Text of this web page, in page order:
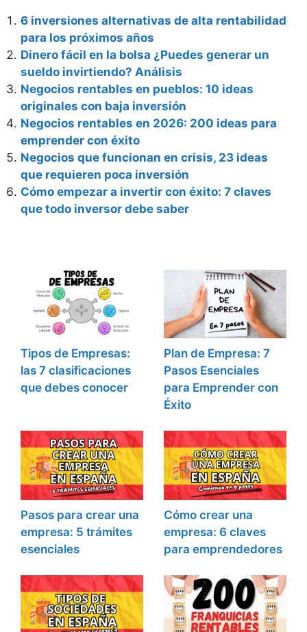
6 inversiones alternativas de alta rentabilidad
para los próximos años
Dinero fácil en la bolsa ¿Puedes generar un
sueldo invirtiendo? Análisis
Negocios rentables en pueblos: 10 ideas
originales con baja inversión
Negocios rentables en 2026: 200 ideas para
emprender con éxito
Negocios que funcionan en crisis, 23 ideas
que requieren poca inversión
Cómo empezar a invertir con éxito: 7 claves
que todo inversor debe saber
Tipos de Empresas:
las 7 clasificaciones
que debes conocer
Plan de Empresa: 7
Pasos Esenciales
para Emprender con
Éxito
Pasos para crear una
empresa: 5 trámites
esenciales
Cómo crear una
empresa: 6 claves
para emprendedores